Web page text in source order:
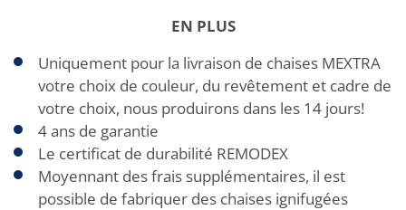
EN PLUS
Uniquement pour la livraison de chaises MEXTRA
votre choix de couleur, du revêtement et cadre de
votre choix, nous produirons dans les 14 jours!
4 ans de garantie
Le certificat de durabilité REMODEX
Moyennant des frais supplémentaires, il est
possible de fabriquer des chaises ignifugées